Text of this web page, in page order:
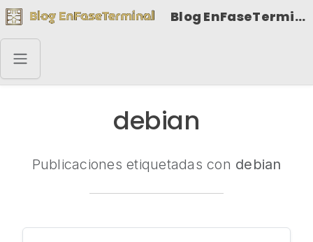
Blog EnFaseTerminal
debian
Publicaciones etiquetadas con debian